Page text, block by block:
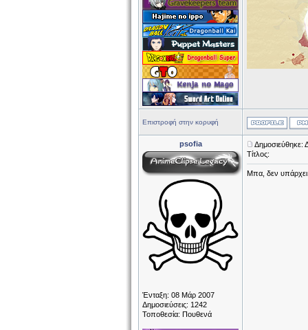
Επιστροφή στην κορυφή
psofia
Ένταξη: 08 Μάρ 2007
Δημοσιεύσεις: 1242
Τοποθεσία: Πουθενά
Δημοσιεύθηκε:
Τίτλος:
Mπα, δεν